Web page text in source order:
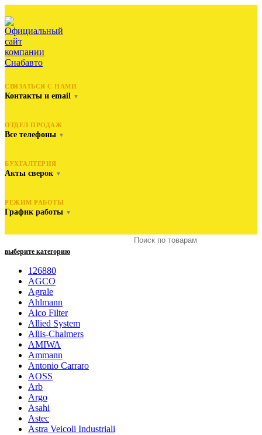
СВЯЗАТЬСЯ С НАМИ
Контакты и email ▼
ОТДЕЛ ПРОДАЖ
Все телефоны ▼
БУХГАЛТЕРИЯ
Акты сверок ▼
РЕЖИМ РАБОТЫ
График работы ▼
выберите категорию
126880
AGCO
Agrale
Ahlmann
Alco Filter
Allied System
Allis-Chalmers
AMIWA
Ammann
Antonio Carraro
AOSS
Arb
Argo
Asahi
Astec
Astra Veicoli Industriali